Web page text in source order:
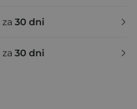
30 dni
30 dni